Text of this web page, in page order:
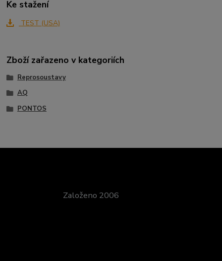
Ke stažení
TEST (USA)
Zboží zařazeno v kategoriích
Reprosoustavy
AQ
PONTOS
Založeno 2006